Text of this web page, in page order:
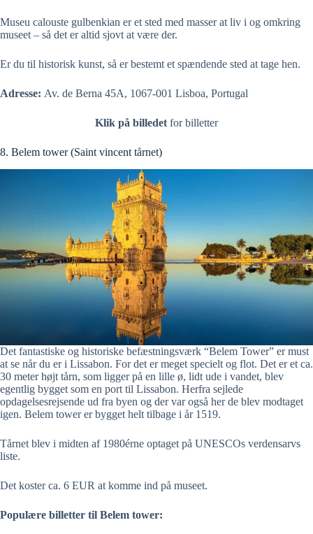
Museu calouste gulbenkian er et sted med masser at liv i og omkring
museet – så det er altid sjovt at være der.
Er du til historisk kunst, så er bestemt et spændende sted at tage hen.
Adresse: Av. de Berna 45A, 1067-001 Lisboa, Portugal
Klik på billedet for billetter
8. Belem tower (Saint vincent tårnet)
Det fantastiske og historiske befæstningsværk “Belem Tower” er must
at se når du er i Lissabon. For det er meget specielt og flot. Det er et ca.
30 meter højt tårn, som ligger på en lille ø, lidt ude i vandet, blev
egentlig bygget som en port til Lissabon. Herfra sejlede
opdagelsesrejsende ud fra byen og der var også her de blev modtaget
igen. Belem tower er bygget helt tilbage i år 1519.
Tårnet blev i midten af 1980érne optaget på UNESCOs verdensarvs
liste.
Det koster ca. 6 EUR at komme ind på museet.
Populære billetter til Belem tower: